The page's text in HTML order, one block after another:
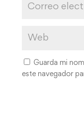
Guarda mi
este navegador